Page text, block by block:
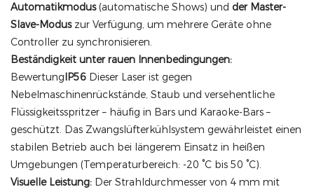
Automatikmodus(automatische Shows) und der Master-
Slave-Moduszur Verfügung, um mehrere Geräte ohne
Controller zu synchronisieren.
Beständigkeit unter rauen Innenbedingungen:
BewertungIP56 Dieser Laser ist gegen
Nebelmaschinenrückstände, Staub und versehentliche
Flüssigkeitsspritzer – häufig in Bars und Karaoke-Bars –
geschützt. Das Zwangslüfterkühlsystem gewährleistet einen
stabilen Betrieb auch bei längerem Einsatz in heißen
Umgebungen (Temperaturbereich: -20 °C bis 50 °C).
Visuelle Leistung: Der Strahldurchmesser von 4 mm mit